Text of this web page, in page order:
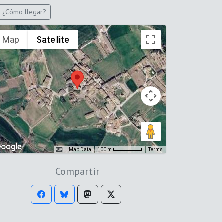
¿Cómo llegar?
Map Satellite
Map Data 100 m Terms
Compartir